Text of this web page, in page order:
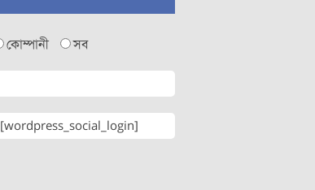
কোম্পানী সব
[wordpress_social_login]